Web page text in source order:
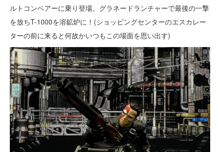
ルトコンベアーに乗り登場。グラネードランチャーで最後の一撃
を放ちT-1000を溶鉱炉に！(ショッピングセンターのエスカレー
ターの前に来ると何故かいつもこの場面を思い出す)